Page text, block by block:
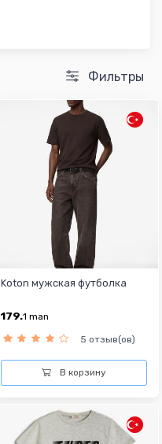
Фильтры
Koton мужская футболка
179.1 man
5 отзыв(ов)
В корзину